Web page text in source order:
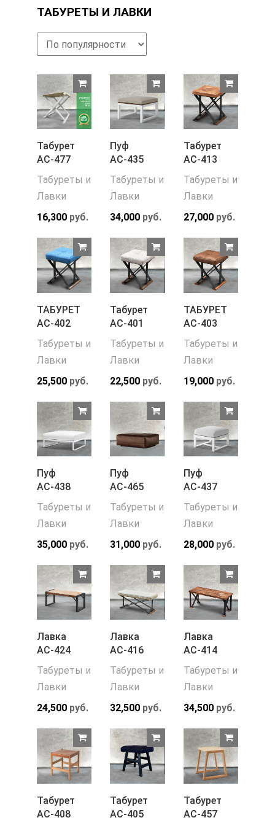
ТАБУРЕТЫ И ЛАВКИ
Табурет
АС-477
Табуреты и
Лавки
16,300 руб.
Пуф
АС-435
Табуреты и
Лавки
34,000 руб.
Табурет
АС-413
Табуреты и
Лавки
27,000руб.
ТАБУРЕТ
АС-402
Табуреты и
Лавки
25,500 руб.
Табурет
АС-401
Табуреты и
Лавки
22,500 руб.
ТАБУРЕТ
АС-403
Табуреты и
Лавки
19,000руб.
Пуф
АС-438
Табуреты и
Лавки
35,000 руб.
Пуф
АС-465
Табуреты и
Лавки
31,000 руб.
Пуф
АС-437
Табуреты и
Лавки
28,000руб.
Лавка
АС-424
Табуреты и
Лавки
24,500 руб.
Лавка
АС-416
Табуреты и
Лавки
32,500 руб.
Лавка
АС-414
Табуреты и
Лавки
34,500руб.
Табурет
АС-408
Табурет
АС-405
Табурет
АС-457